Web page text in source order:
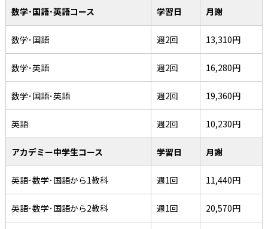
数学･国語･英語コース 学習日 月謝
数学･国語 週2回 13,310円
数学･英語 週2回 16,280円
数学･国語･英語 週2回 19,360円
英語 週2回 10,230円
アカデミー中学生コース 学習日 月謝
英語･数学･国語から1教科 週1回 11,440円
英語･数学･国語から2教科 週1回 20,570円